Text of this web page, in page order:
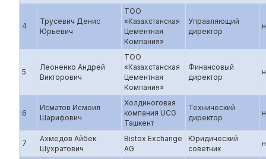
4
Трусевич Денис
Юрьевич
ТОО
«Казахстанская
Цементная
Компания»
Управляющий
директор
5
Леоненко Андрей
Викторович
ТОО
«Казахстанская
Цементная
Компания»
Финансовый
директор
6
Исматов Исмоил
Шарифович
Холдиноговая
компания UCG
Ташкент
Технический
директор
7
Ахмедов Айбек
Шухратович
Bistox Exchange
AG
Юридический
советник